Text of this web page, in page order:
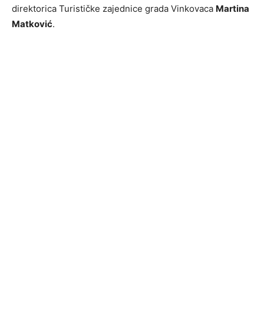
direktorica Turističke zajednice grada Vinkovaca Martina
Matković.